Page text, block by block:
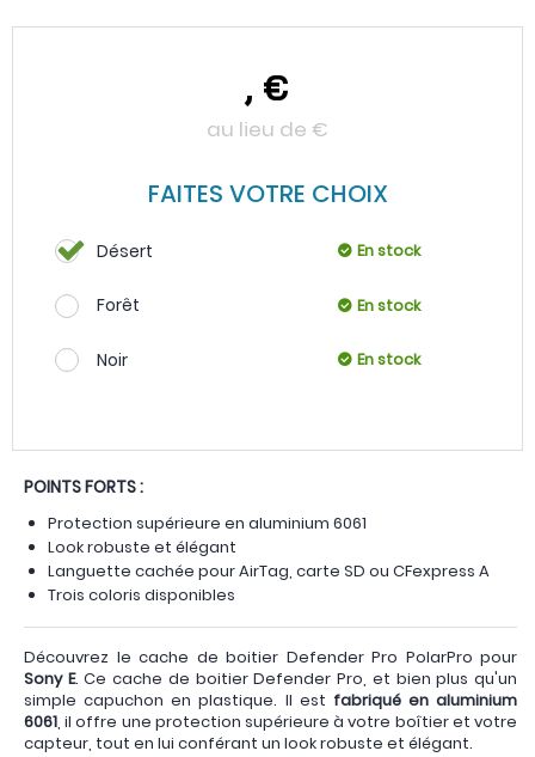
, €
au lieu de €
FAITES VOTRE CHOIX
Désert En stock
Forêt En stock
Noir En stock
POINTS FORTS :
Protection supérieure en aluminium 6061
Look robuste et élégant
Languette cachée pour AirTag, carte SD ou CFexpress A
Trois coloris disponibles
Découvrez le cache de boitier Defender Pro PolarPro pour
Sony E. Ce cache de boitier Defender Pro, et bien plus qu'un
simple capuchon en plastique. Il est fabriqué en aluminium
6061, il offre une protection supérieure à votre boîtier et votre
capteur, tout en lui conférant un look robuste et élégant.